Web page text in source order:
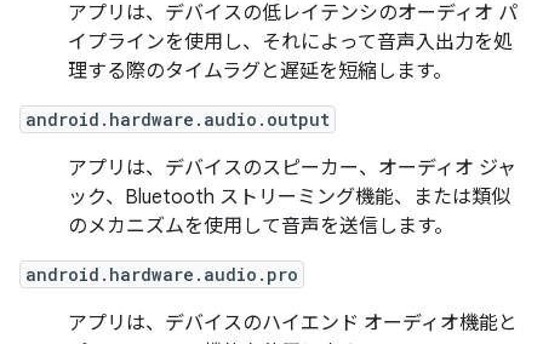
アプリは、デバイスの低レイテンシのオーディオ パ
イプラインを使用し、それによって音声入出力を処
理する際のタイムラグと遅延を短縮します。
android.hardware.audio.output
アプリは、デバイスのスピーカー、オーディオ ジャ
ック、Bluetooth ストリーミング機能、または類似
のメカニズムを使用して音声を送信します。
android.hardware.audio.pro
アプリは、デバイスのハイエンド オーディオ機能と